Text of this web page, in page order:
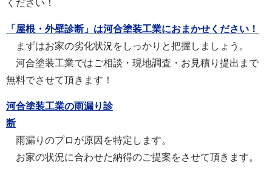
ください！
「屋根・外壁診断」は河合塗装工業におまかせください！
まずはお家の劣化状況をしっかりと把握しましょう。
河合塗装工業ではご相談・現地調査・お見積り提出まで
無料でさせて頂きます！
河合塗装工業の雨漏り診
断
雨漏りのプロが原因を特定します。
お家の状況に合わせた納得のご提案をさせて頂きます。